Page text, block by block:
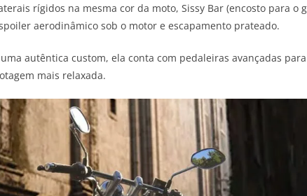
rígidos na mesma cor da moto, Sissy Bar (encosto para o
aerodinâmico sob o motor e escapamento prateado.
autêntica custom, ela conta com pedaleiras avançadas
mais relaxada.